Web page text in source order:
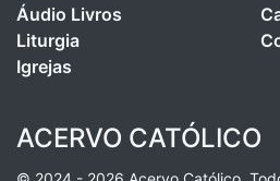
Áudio Livros
Liturgia
Igrejas
ACERVO CATÓLICO